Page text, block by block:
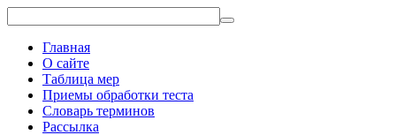
Главная
О сайте
Таблица мер
Приемы обработки теста
Словарь терминов
Рассылка